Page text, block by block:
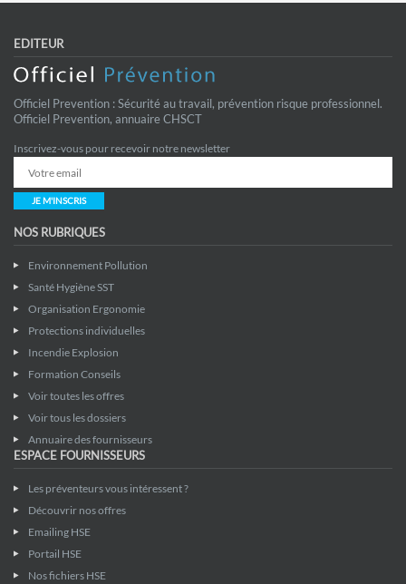
EDITEUR
Officiel Prevention : Sécurité au travail, prévention risque professionnel.
Officiel Prevention, annuaire CHSCT
Inscrivez-vous pour recevoir notre newsletter
JE M'INSCRIS
NOS RUBRIQUES
Environnement Pollution
Santé Hygiène SST
Organisation Ergonomie
Protections individuelles
Incendie Explosion
Formation Conseils
Voir toutes les offres
Voir tous les dossiers
Annuaire des fournisseurs
ESPACE FOURNISSEURS
Les préventeurs vous intéressent ?
Découvrir nos offres
Emailing HSE
Portail HSE
Nos fichiers HSE